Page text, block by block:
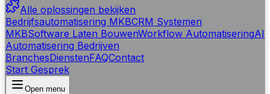
Alle oplossingen bekijken
Bedrijfsautomatisering MKBCRM Systemen
MKBSoftware Laten BouwenWorkflow AutomatiseringAI
Automatisering Bedrijven
BranchesDienstenFAQContact
Start Gesprek
Open menu